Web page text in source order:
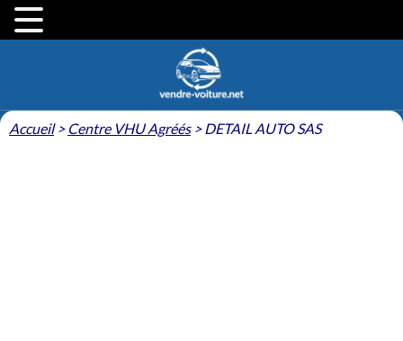
Accueil> Centre VHU Agréés> DETAIL AUTO SAS